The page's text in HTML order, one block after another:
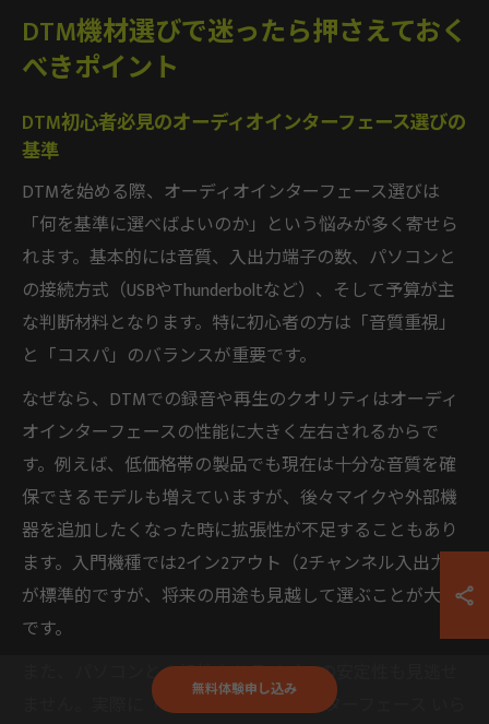
DTM機材選びで迷ったら押さえておく
べきポイント
DTM初心者必見のオーディオインターフェース選びの
基準
DTMを始める際、オーディオインターフェース選びは
「何を基準に選べばよいのか」という悩みが多く寄せら
れます。基本的には音質、入出力端子の数、パソコンと
の接続方式（USBやThunderboltなど）、そして予算が主
な判断材料となります。特に初心者の方は「音質重視」
と「コスパ」のバランスが重要です。
なぜなら、DTMでの録音や再生のクオリティはオーディ
オインターフェースの性能に大きく左右されるからで
す。例えば、低価格帯の製品でも現在は十分な音質を確
保できるモデルも増えていますが、後々マイクや外部機
器を追加したくなった時に拡張性が不足することもあり
ます。入門機種では2イン2アウト（2チャンネル入出力）
が標準的ですが、将来の用途も見越して選ぶことが大切
です。
また、パソコンとの相性やドライバーの安定性も見逃せ
ません。実際に「DTM オーディオインターフェース いら
無料体験申し込み